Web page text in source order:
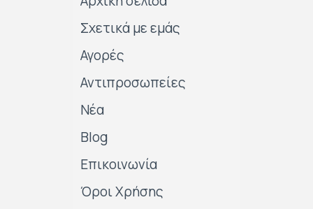
Σχετικά με εμάς
Αγορές
Αντιπροσωπείες
Νέα
Blog
Επικοινωνία
Όροι Χρήσης